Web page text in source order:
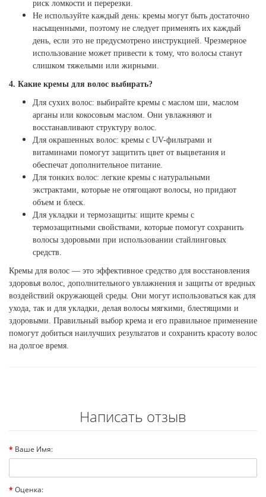
риск ломкости и перерезки.
Не используйте каждый день: кремы могут быть достаточно
насыщенными, поэтому не следует применять их каждый
день, если это не предусмотрено инструкцией. Чрезмерное
использование может привести к тому, что волосы станут
слишком тяжелыми или жирными.
4. Какие кремы для волос выбирать?
Для сухих волос: выбирайте кремы с маслом ши, маслом
арганы или кокосовым маслом. Они увлажняют и
восстанавливают структуру волос.
Для окрашенных волос: кремы с UV-фильтрами и
витаминами помогут защитить цвет от выцветания и
обеспечат дополнительное питание.
Для тонких волос: легкие кремы с натуральными
экстрактами, которые не отягощают волосы, но придают
объем и блеск.
Для укладки и термозащиты: ищите кремы с
термозащитными свойствами, которые помогут сохранить
волосы здоровыми при использовании стайлинговых
средств.
Кремы для волос — это эффективное средство для восстановления
здоровья волос, дополнительного увлажнения и защиты от вредных
воздействий окружающей среды. Они могут использоваться как для
ухода, так и для укладки, делая волосы мягкими, блестящими и
здоровыми. Правильный выбор крема и его правильное применение
помогут добиться наилучших результатов и сохранить красоту волос
на долгое время.
Написать отзыв
Ваше Имя:
Оценка: